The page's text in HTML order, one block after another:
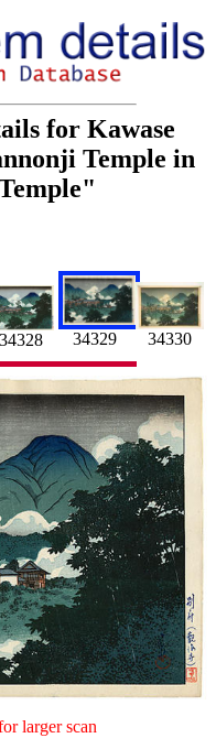
for Kawase
Temple in
34328 34329 34330
larger scan